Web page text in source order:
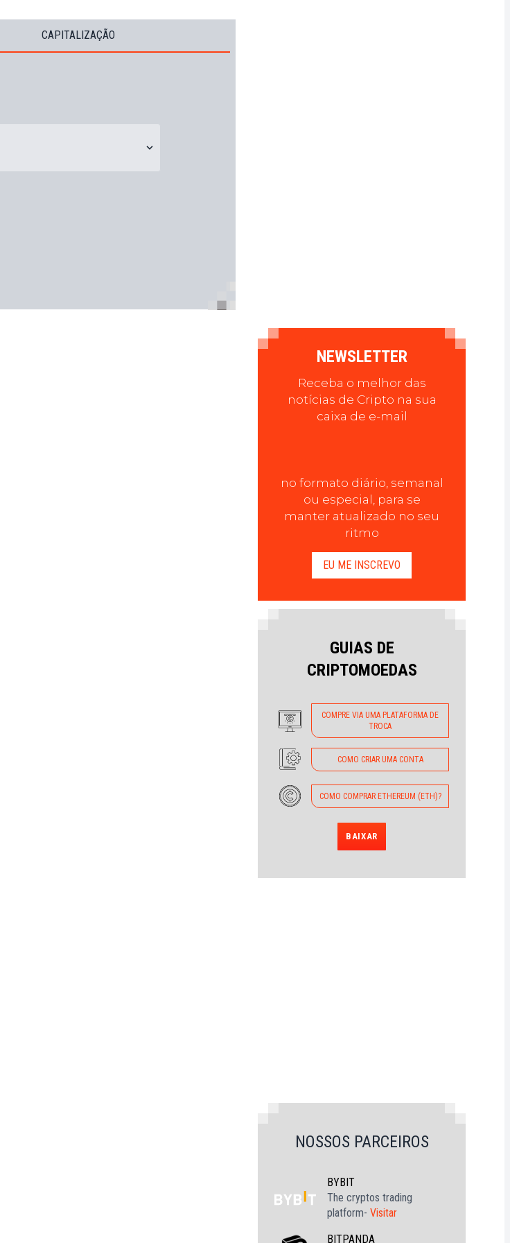
CAPITALIZAÇÃO
NEWSLETTER
Receba o melhor das
notícias de Cripto na sua
caixa de e-mail
no formato diário, semanal
ou especial, para se
manter atualizado no seu
ritmo
EU ME INSCREVO
GUIAS DE
CRIPTOMOEDAS
COMPRE VIA UMA PLATAFORMA DE
TROCA
COMO CRIAR UMA CONTA
COMO COMPRAR ETHEREUM (ETH)?
BAIXAR
NOSSOS PARCEIROS
BYBIT
The cryptos trading
platform- Visitar
BITPANDA